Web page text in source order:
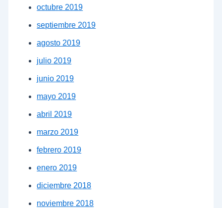
octubre 2019
septiembre 2019
agosto 2019
julio 2019
junio 2019
mayo 2019
abril 2019
marzo 2019
febrero 2019
enero 2019
diciembre 2018
noviembre 2018